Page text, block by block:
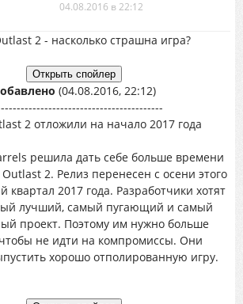
04.08.2016 в 22:12
2 - насколько страшна игра?
(04.08.2016, 22:12)
2 отложили на начало 2017 года
решила дать себе больше времени
2. Релиз перенесен с осени этого
квартал 2017 года. Разработчики хотят
лучший, самый пугающий и самый
проект. Поэтому им нужно больше
не идти на компромиссы. Они
хорошо отполированную игру.